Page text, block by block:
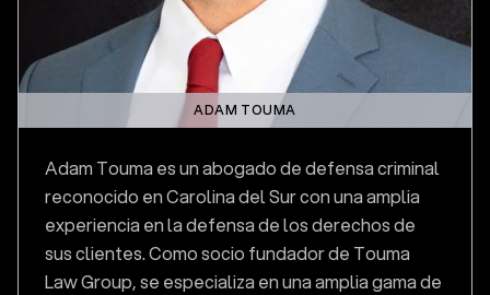
ADAM TOUMA
Adam Touma es un abogado de defensa criminal
reconocido en Carolina del Sur con una amplia
experiencia en la defensa de los derechos de
sus clientes. Como socio fundador de Touma
Law Group, se especializa en una amplia gama de